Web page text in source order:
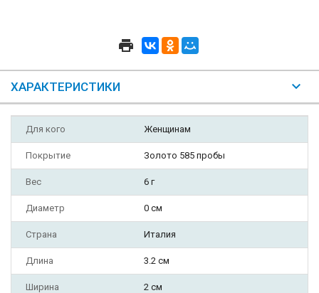
ХАРАКТЕРИСТИКИ
Для кого Женщинам
Покрытие Золото 585 пробы
Вес 6 г
Диаметр 0 см
Страна Италия
Длина 3.2 см
Ширина 2 см